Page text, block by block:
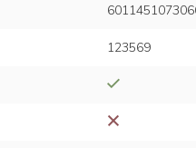
123569